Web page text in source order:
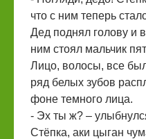
что с ним теперь
Дед поднял голову и
ним стоял мальчик
Лицо, волосы, все
ряд белых зубов
фоне темного лица.
- Эх ты ж? –
Стёпка, аки цыган